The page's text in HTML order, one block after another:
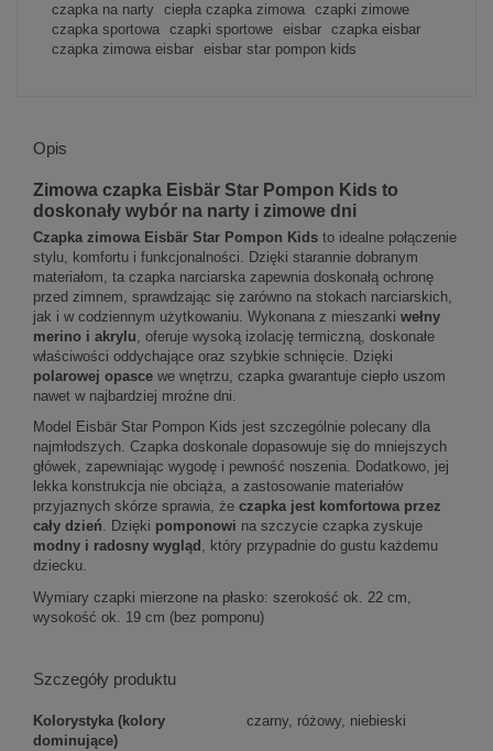
czapka na narty
ciepła czapka zimowa
czapki zimowe
czapka sportowa
czapki sportowe eisbar
czapka eisbar
czapka zimowa eisbar
eisbar star pompon kids
Opis
Zimowa czapka Eisbär Star Pompon Kids to
doskonały wybór na narty i zimowe dni
Czapka zimowa Eisbär Star Pompon Kids to idealne połączenie
stylu, komfortu i funkcjonalności. Dzięki starannie dobranym
materiałom, ta czapka narciarska zapewnia doskonałą ochronę
przed zimnem, sprawdzając się zarówno na stokach narciarskich,
jak i w codziennym użytkowaniu. Wykonana z mieszanki wełny
merino i akrylu, oferuje wysoką izolację termiczną, doskonałe
właściwości oddychające oraz szybkie schnięcie. Dzięki
polarowej opasce we wnętrzu, czapka gwarantuje ciepło uszom
nawet w najbardziej mroźne dni.
Model Eisbär Star Pompon Kids jest szczególnie polecany dla
najmłodszych. Czapka doskonale dopasowuje się do mniejszych
główek, zapewniając wygodę i pewność noszenia. Dodatkowo, jej
lekka konstrukcja nie obciąża, a zastosowanie materiałów
przyjaznych skórze sprawia, że czapka jest komfortowa przez
cały dzień. Dzięki pomponowi na szczycie czapka zyskuje
modny i radosny wygląd , który przypadnie do gustu każdemu
dziecku.
Wymiary czapki mierzone na płasko: szerokość ok. 22 cm,
wysokość ok. 19 cm (bez pomponu)
Szczegóły produktu
Kolorystyka (kolory
dominujące)
czarny, różowy, niebieski